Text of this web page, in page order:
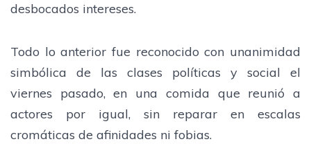
desbocados intereses.
Todo lo anterior fue reconocido con unanimidad
simbólica de las clases políticas y social el
viernes pasado, en una comida que reunió a
actores por igual, sin reparar en escalas
cromáticas de afinidades ni fobias.